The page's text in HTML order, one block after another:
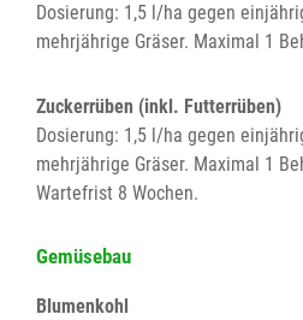
Dosierung: 1,5 l/ha gegen
mehrjährige Gräser. Maximal 1
Zuckerrüben (inkl. Futterrüben)
Dosierung: 1,5 l/ha gegen
mehrjährige Gräser. Maximal 1
Wartefrist 8 Wochen.
Gemüsebau
Blumenkohl